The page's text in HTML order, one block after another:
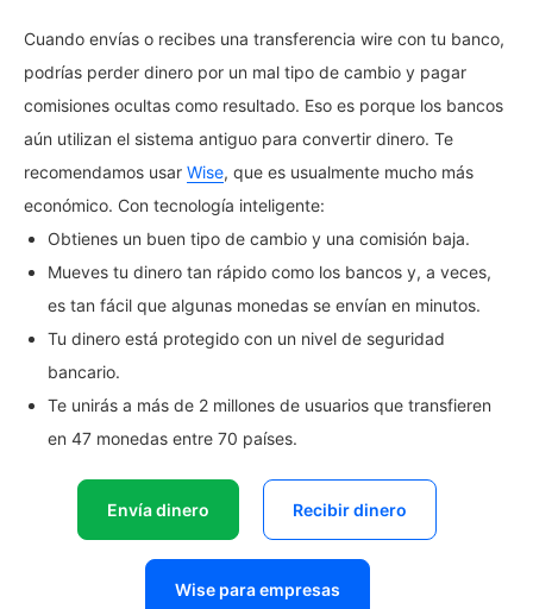
Cuando envías o recibes una transferencia wire con tu banco,
podrías perder dinero por un mal tipo de cambio y pagar
comisiones ocultas como resultado. Eso es porque los bancos
aún utilizan el sistema antiguo para convertir dinero. Te
recomendamos usar Wise, que es usualmente mucho más
económico. Con tecnología inteligente:
Obtienes un buen tipo de cambio y una comisión baja.
Mueves tu dinero tan rápido como los bancos y, a veces,
es tan fácil que algunas monedas se envían en minutos.
Tu dinero está protegido con un nivel de seguridad
bancario.
Te unirás a más de 2 millones de usuarios que transfieren
en 47 monedas entre 70 países.
Envía dinero Recibir dinero
Wise para empresas